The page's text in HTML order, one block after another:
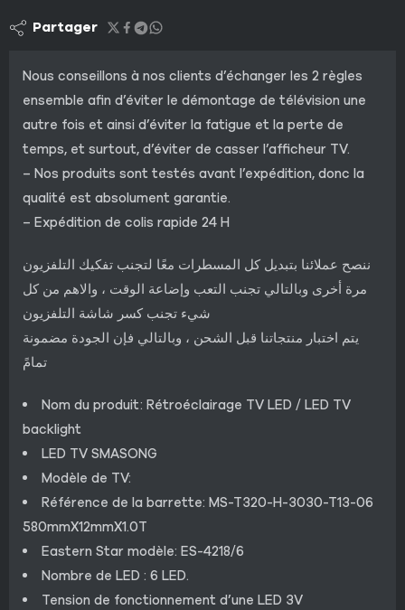
Partager
Nous conseillons à nos clients d’échanger les 2 règles
ensemble afin d’éviter le démontage de télévision une
autre fois et ainsi d’éviter la fatigue et la perte de
temps, et surtout, d’éviter de casser l’afficheur TV.
– Nos produits sont testés avant l’expédition, donc la
qualité est absolument garantie.
– Expédition de colis rapide 24 H
ننصح عملائنا بتبديل كل المسطرات معًا لتجنب تفكيك التلفزيون
مرة أخرى وبالتالي تجنب التعب وإضاعة الوقت ، والاهم من كل
شيء تجنب كسر شاشة التلفزيون
يتم اختبار منتجاتنا قبل الشحن ، وبالتالي فإن الجودة مضمونة
تمامً
Nom du produit: Rétroéclairage TV LED / LED TV
backlight
LED TV SMASONG
Modèle de TV:
Référence de la barrette: MS-T320-H-3030-T13-06
580mmX12mmX1.0T
Eastern Star modèle: ES-4218/6
Nombre de LED : 6 LED.
Tension de fonctionnement d’une LED 3V